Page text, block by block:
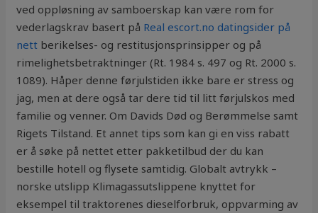
ved oppløsning av samboerskap kan være rom for
vederlagskrav basert på Real escort.no datingsider på
nett berikelses- og restitusjonsprinsipper og på
rimelighetsbetraktninger (Rt. 1984 s. 497 og Rt. 2000 s.
1089). Håper denne førjulstiden ikke bare er stress og
jag, men at dere også tar dere tid til litt førjulskos med
familie og venner. Om Davids Død og Berømmelse samt
Rigets Tilstand. Et annet tips som kan gi en viss rabatt
er å søke på nettet etter pakketilbud der du kan
bestille hotell og flysete samtidig. Globalt avtrykk –
norske utslipp Klimagassutslippene knyttet for
eksempel til traktorenes dieselforbruk, oppvarming av